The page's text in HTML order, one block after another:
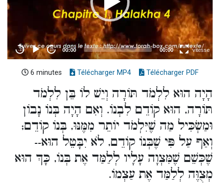
6 minutes Télécharger MP4 Télécharger PDF
הָיָה הוּא לִלְמֹד תּוֹרָה וְיֵשׁ לוֹ בֵּן לִלְמֹד
תּוֹרָה, הוּא קוֹדֵם לִבְנוֹ. וְאִם הָיָה בְּנוֹ נָבוֹן
וּמַשְׂכִּיל מַה שֶׁיִּלְמֹד יוֹתֵר מִמֶּנּוּ, בְּנוֹ קוֹדֵם;
וְאַף עַל פִּי שֶׁבְּנוֹ קוֹדֵם, לֹא יִבָּטֵל הוּא--
שֶׁכְּשֵׁם שֶׁמִּצְוָה עָלָיו לְלַמַּד אֶת בְּנוֹ, כָּךְ הוּא
מְצֻוֶּה לְלַמַּד אֶת עַצְמוֹ.